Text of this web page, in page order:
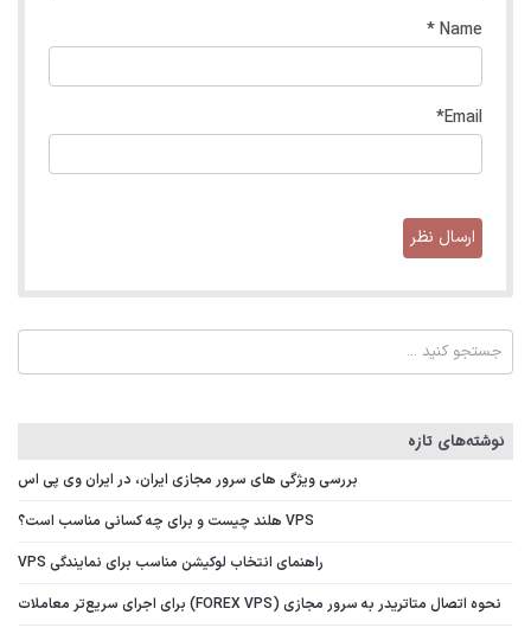
Name
*
Email
*
نوشته‌های تازه
بررسی ویژگی‌ های سرور مجازی ایران، در ایران وی پی اس
VPS هلند چیست و برای چه کسانی مناسب است؟
راهنمای انتخاب لوکیشن مناسب برای نمایندگی VPS
نحوه اتصال متاتریدر به سرور مجازی (FOREX VPS) برای اجرای سریع‌تر معاملات